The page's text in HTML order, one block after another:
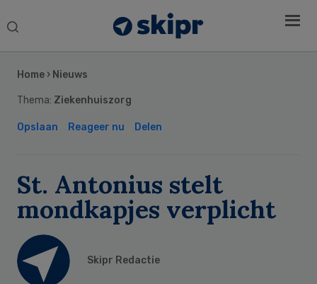
Search
Home › Nieuws
Thema: Ziekenhuiszorg
Opslaan Reageer nu Delen
St. Antonius stelt
mondkapjes verplicht
Skipr Redactie
Sidebar